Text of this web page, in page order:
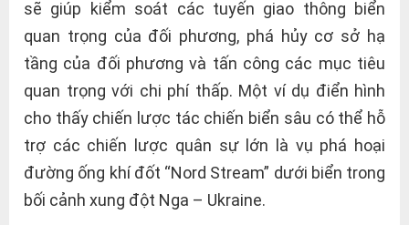
sẽ giúp kiểm soát các tuyến giao thông biển
quan trọng của đối phương, phá hủy cơ sở hạ
tầng của đối phương và tấn công các mục tiêu
quan trọng với chi phí thấp. Một ví dụ điển hình
cho thấy chiến lược tác chiến biển sâu có thể hỗ
trợ các chiến lược quân sự lớn là vụ phá hoại
đường ống khí đốt “Nord Stream” dưới biển trong
bối cảnh xung đột Nga – Ukraine.